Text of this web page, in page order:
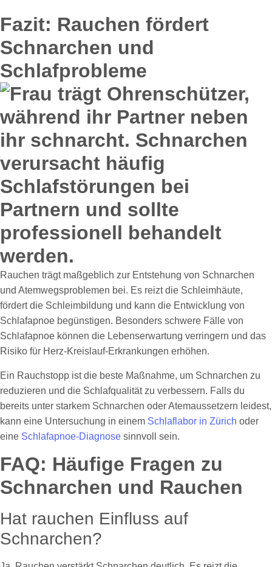
Fazit: Rauchen fördert
Schnarchen und
Schlafprobleme
Rauchen trägt maßgeblich zur Entstehung von Schnarchen
und Atemwegsproblemen bei. Es reizt die Schleimhäute,
fördert die Schleimbildung und kann die Entwicklung von
Schlafapnoe begünstigen. Besonders schwere Fälle von
Schlafapnoe können die Lebenserwartung verringern und das
Risiko für Herz-Kreislauf-Erkrankungen erhöhen.
Ein Rauchstopp ist die beste Maßnahme, um Schnarchen zu
reduzieren und die Schlafqualität zu verbessern. Falls du
bereits unter starkem Schnarchen oder Atemaussetzern leidest,
kann eine Untersuchung in einem Schlaflabor in Zürich oder
eine Schlafapnoe-Diagnose sinnvoll sein.
FAQ: Häufige Fragen zu
Schnarchen und Rauchen
Hat rauchen Einfluss auf
Schnarchen?